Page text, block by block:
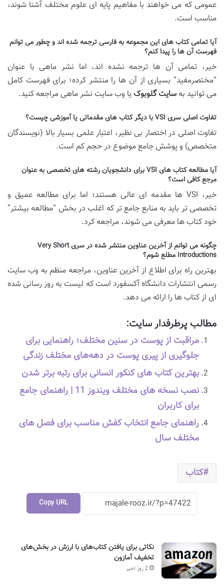
عمومی که می خواهند با مفاهیم پایه ای علوم مختلف آشنا شوند،
مناسب است.
آیا تمامی کتاب های این مجموعه به فارسی ترجمه شده اند و چطور می توانم
فهرست آن ها را پیدا کنم؟
خیر، تمامی آن ها ترجمه نشده اند، اما نشر ماهی با عنوان
“مختصرمفید” بسیاری از آن ها را منتشر کرده؛ برای فهرست کامل
می توانید به سایت گلوبوک یا وب سایت نشر ماهی مراجعه کنید.
تفاوت اصلی سری VSI با دیگر کتاب های مقدماتی یا آموزشی چیست؟
تفاوت اصلی در اختصار بی نظیر، اعتبار علمی بسیار بالا (نویسندگان
متخصص) و پوشش جامع موضوع در حجم کم است.
آیا مطالعه کتاب های VSI برای دانشجویان رشته های تخصصی به عنوان
مرجع کافی است؟
خیر، VSI ها مقدمه ای عالی هستند؛ اما برای مطالعه عمیق و
تخصصی تر باید به منابع جامع تر که اغلب در بخش “مطالعه بیشتر”
خود کتاب ها معرفی می شوند، مراجعه کرد.
چگونه می توانم از آخرین عناوین منتشر شده در سری Very Short
Introductions مطلع شوم؟
بهترین راه برای اطلاع از آخرین عناوین، مراجعه منظم به وب سایت
رسمی انتشارات دانشگاه آکسفورد است که لیست به روز رسانی شده
ای از کتاب ها را ارائه می دهد.
مطالب پرطرفدار سایت:
مراقبت از پوست در سنین مختلف؛ راهنمایی برای
جلوگیری از پیری پوست در دهه‌های مختلف زندگی
بهترین کتاب های کنکور انسانی برای رتبه برتر شدن
نصب نسخه های مختلف ویندوز 11 | راهنمای جامع
برای کاربران
راهنمای جامع انتخاب کفش مناسب برای فصل های
مختلف سال
کتاب
Copy URL
نکاتی برای یافتن کتاب‌های با ارزش در بخش‌های
تخفیف آمازون
2 روز اخیر